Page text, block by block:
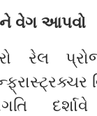
વેગ આપવો
રેલ